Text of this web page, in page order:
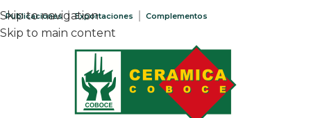
Skip to navigation
Skip to main content
Publicaciones Exportaciones Complementos